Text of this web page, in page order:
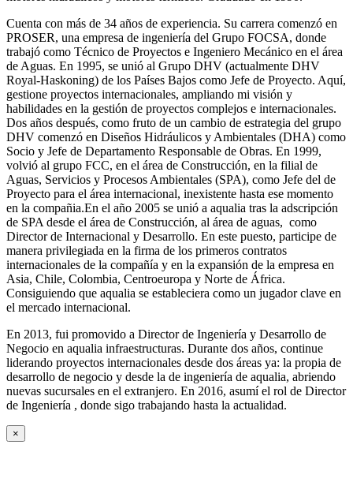
Cuenta con más de 34 años de experiencia. Su carrera comenzó en
PROSER, una empresa de ingeniería del Grupo FOCSA, donde
trabajó como Técnico de Proyectos e Ingeniero Mecánico en el área
de Aguas. En 1995, se unió al Grupo DHV (actualmente DHV
Royal-Haskoning) de los Países Bajos como Jefe de Proyecto. Aquí,
gestione proyectos internacionales, ampliando mi visión y
habilidades en la gestión de proyectos complejos e internacionales.
Dos años después, como fruto de un cambio de estrategia del grupo
DHV comenzó en Diseños Hidráulicos y Ambientales (DHA) como
Socio y Jefe de Departamento Responsable de Obras. En 1999,
volvió al grupo FCC, en el área de Construcción, en la filial de
Aguas, Servicios y Procesos Ambientales (SPA), como Jefe del de
Proyecto para el área internacional, inexistente hasta ese momento
en la compañia.En el año 2005 se unió a aqualia tras la adscripción
de SPA desde el área de Construcción, al área de aguas, como
Director de Internacional y Desarrollo. En este puesto, participe de
manera privilegiada en la firma de los primeros contratos
internacionales de la compañía y en la expansión de la empresa en
Asia, Chile, Colombia, Centroeuropa y Norte de África.
Consiguiendo que aqualia se estableciera como un jugador clave en
el mercado internacional.
En 2013, fui promovido a Director de Ingeniería y Desarrollo de
Negocio en aqualia infraestructuras. Durante dos años, continue
liderando proyectos internacionales desde dos áreas ya: la propia de
desarrollo de negocio y desde la de ingeniería de aqualia, abriendo
nuevas sucursales en el extranjero. En 2016, asumí el rol de Director
de Ingeniería , donde sigo trabajando hasta la actualidad.
×